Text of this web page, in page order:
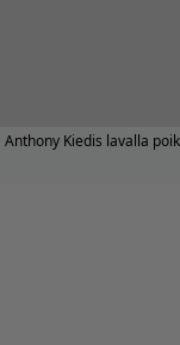
Anthony Kiedis lavalla